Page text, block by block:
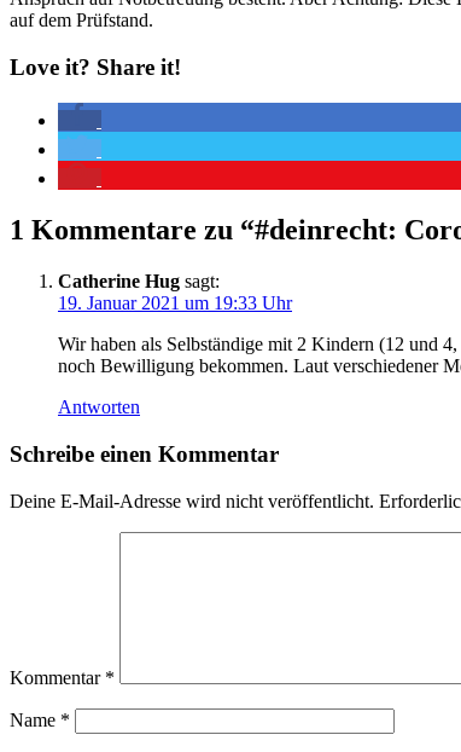
auf dem Prüfstand.
Love it? Share it!
1 Kommentare zu “#deinrecht:
Catherine Hug sagt:
19. Januar 2021 um 19:33 Uhr
Wir haben als Selbständige mit 2 Kindern (12 und
noch Bewilligung bekommen. Laut verschiedener
Antworten
Schreibe einen Kommentar
Deine E-Mail-Adresse wird nicht veröffentlicht.
Kommentar *
Name *